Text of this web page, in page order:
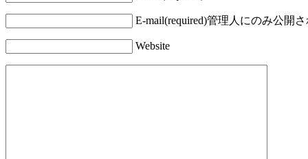
E-mail(required)管理人にのみ公開さ
Website